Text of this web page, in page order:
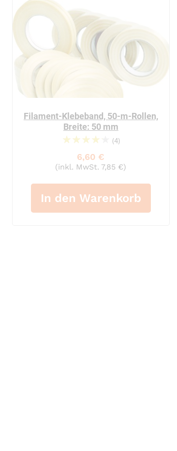
Filament-Klebeband, 50-m-Rollen,
Breite: 50 mm
88%
(4)
6,60 €
(inkl. MwSt. 7,85 €)
In den Warenkorb